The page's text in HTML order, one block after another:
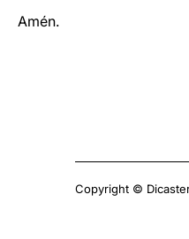
Amén.
Copyright ©